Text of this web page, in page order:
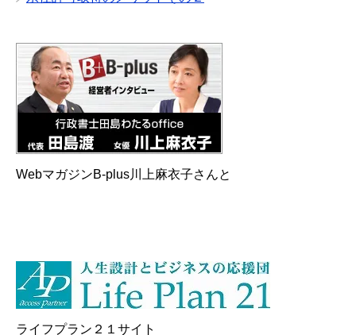
WebマガジンB-plus川上麻衣子さんと
ライフプラン２１サイト